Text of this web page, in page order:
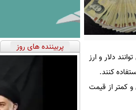
دلار و ارز
کنند.
کمتر از قیمت
پربیننده های روز